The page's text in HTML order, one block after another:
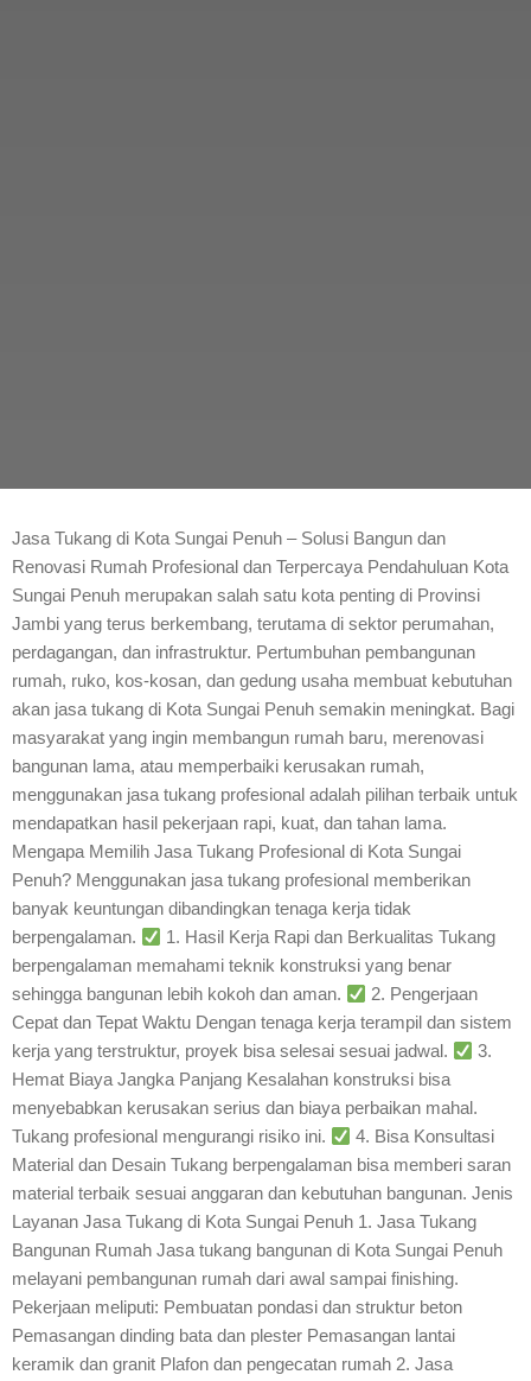
Jasa Tukang di Kota Sungai Penuh – Solusi Bangun dan
Renovasi Rumah Profesional dan Terpercaya Pendahuluan Kota
Sungai Penuh merupakan salah satu kota penting di Provinsi
Jambi yang terus berkembang, terutama di sektor perumahan,
perdagangan, dan infrastruktur. Pertumbuhan pembangunan
rumah, ruko, kos-kosan, dan gedung usaha membuat kebutuhan
akan jasa tukang di Kota Sungai Penuh semakin meningkat. Bagi
masyarakat yang ingin membangun rumah baru, merenovasi
bangunan lama, atau memperbaiki kerusakan rumah,
menggunakan jasa tukang profesional adalah pilihan terbaik untuk
mendapatkan hasil pekerjaan rapi, kuat, dan tahan lama.
Mengapa Memilih Jasa Tukang Profesional di Kota Sungai
Penuh? Menggunakan jasa tukang profesional memberikan
banyak keuntungan dibandingkan tenaga kerja tidak
berpengalaman.
1. Hasil Kerja Rapi dan Berkualitas Tukang
berpengalaman memahami teknik konstruksi yang benar
sehingga bangunan lebih kokoh dan aman.
2. Pengerjaan
Cepat dan Tepat Waktu Dengan tenaga kerja terampil dan sistem
kerja yang terstruktur, proyek bisa selesai sesuai jadwal.
3.
Hemat Biaya Jangka Panjang Kesalahan konstruksi bisa
menyebabkan kerusakan serius dan biaya perbaikan mahal.
Tukang profesional mengurangi risiko ini.
4. Bisa Konsultasi
Material dan Desain Tukang berpengalaman bisa memberi saran
material terbaik sesuai anggaran dan kebutuhan bangunan. Jenis
Layanan Jasa Tukang di Kota Sungai Penuh 1. Jasa Tukang
Bangunan Rumah Jasa tukang bangunan di Kota Sungai Penuh
melayani pembangunan rumah dari awal sampai finishing.
Pekerjaan meliputi: Pembuatan pondasi dan struktur beton
Pemasangan dinding bata dan plester Pemasangan lantai
keramik dan granit Plafon dan pengecatan rumah 2. Jasa